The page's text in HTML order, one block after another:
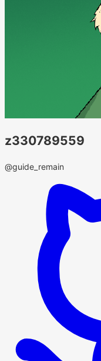
z330789559
@guide_remain